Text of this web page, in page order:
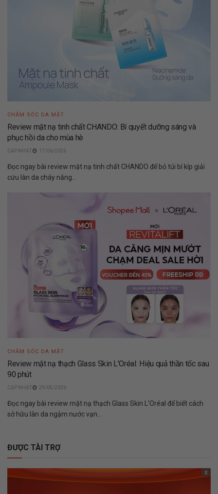
CHĂM SÓC DA MẶT
Review mặt nạ tinh chất CHANDO: Bí quyết dưỡng sáng và
phục hồi da cho mùa hè
17/06/2026
Đọc ngay bài review mặt nạ tinh chất CHANDO để bỏ túi bí kíp giải
cứu làn da cháy nắng...
CHĂM SÓC DA MẶT
Review mặt nạ thạch Glass Skin L’Oréal: Hiệu quả thần tốc sau
90 phút
29/05/2026
Đọc ngay bài review mặt nạ thạch Glass Skin L’Oréal để biết cách
sở hữu làn da ngậm nước vạn...
ĐƯỢC TÀI TRỢ
x